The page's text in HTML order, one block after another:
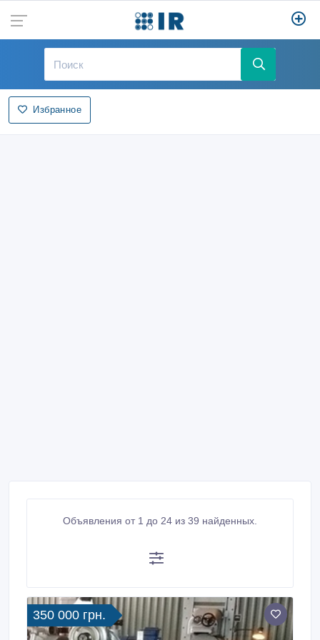
Избранное
Объявления от 1 до 24 из 39 найденных.
350 000 грн.